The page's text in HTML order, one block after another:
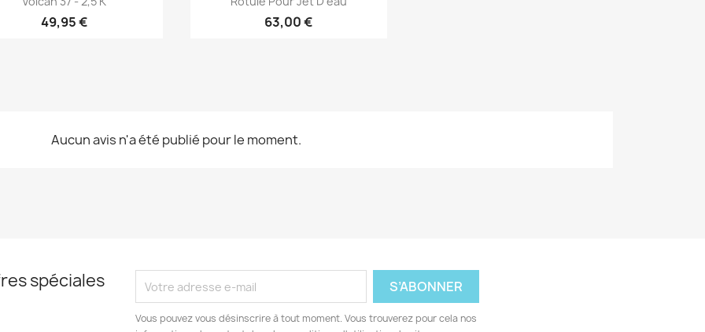
49,95 € 63,00 €
Aucun avis n'a été publié pour le moment.
spéciales
Vous pouvez vous désinscrire à tout moment. Vous trouverez pour cela nos